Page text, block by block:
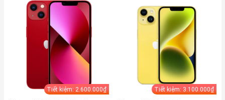
Tiết kiệm: 2.600.000₫ Tiết kiệm: 3.100.000₫